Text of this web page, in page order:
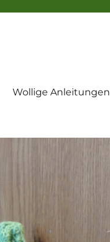
Wollige Anleitungen